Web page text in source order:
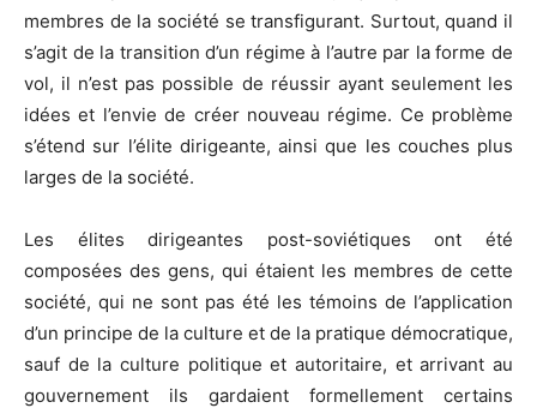
membres de la société se transfigurant. Surtout, quand il
s’agit de la transition d’un régime à l’autre par la forme de
vol, il n’est pas possible de réussir ayant seulement les
idées et l’envie de créer nouveau régime. Ce problème
s’étend sur l’élite dirigeante, ainsi que les couches plus
larges de la société.
Les élites dirigeantes post-soviétiques ont été
composées des gens, qui étaient les membres de cette
société, qui ne sont pas été les témoins de l’application
d’un principe de la culture et de la pratique démocratique,
sauf de la culture politique et autoritaire, et arrivant au
gouvernement ils gardaient formellement certains